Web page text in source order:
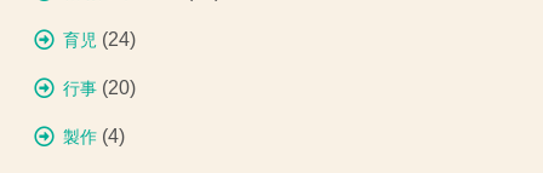
育児 (24)
行事 (20)
製作 (4)